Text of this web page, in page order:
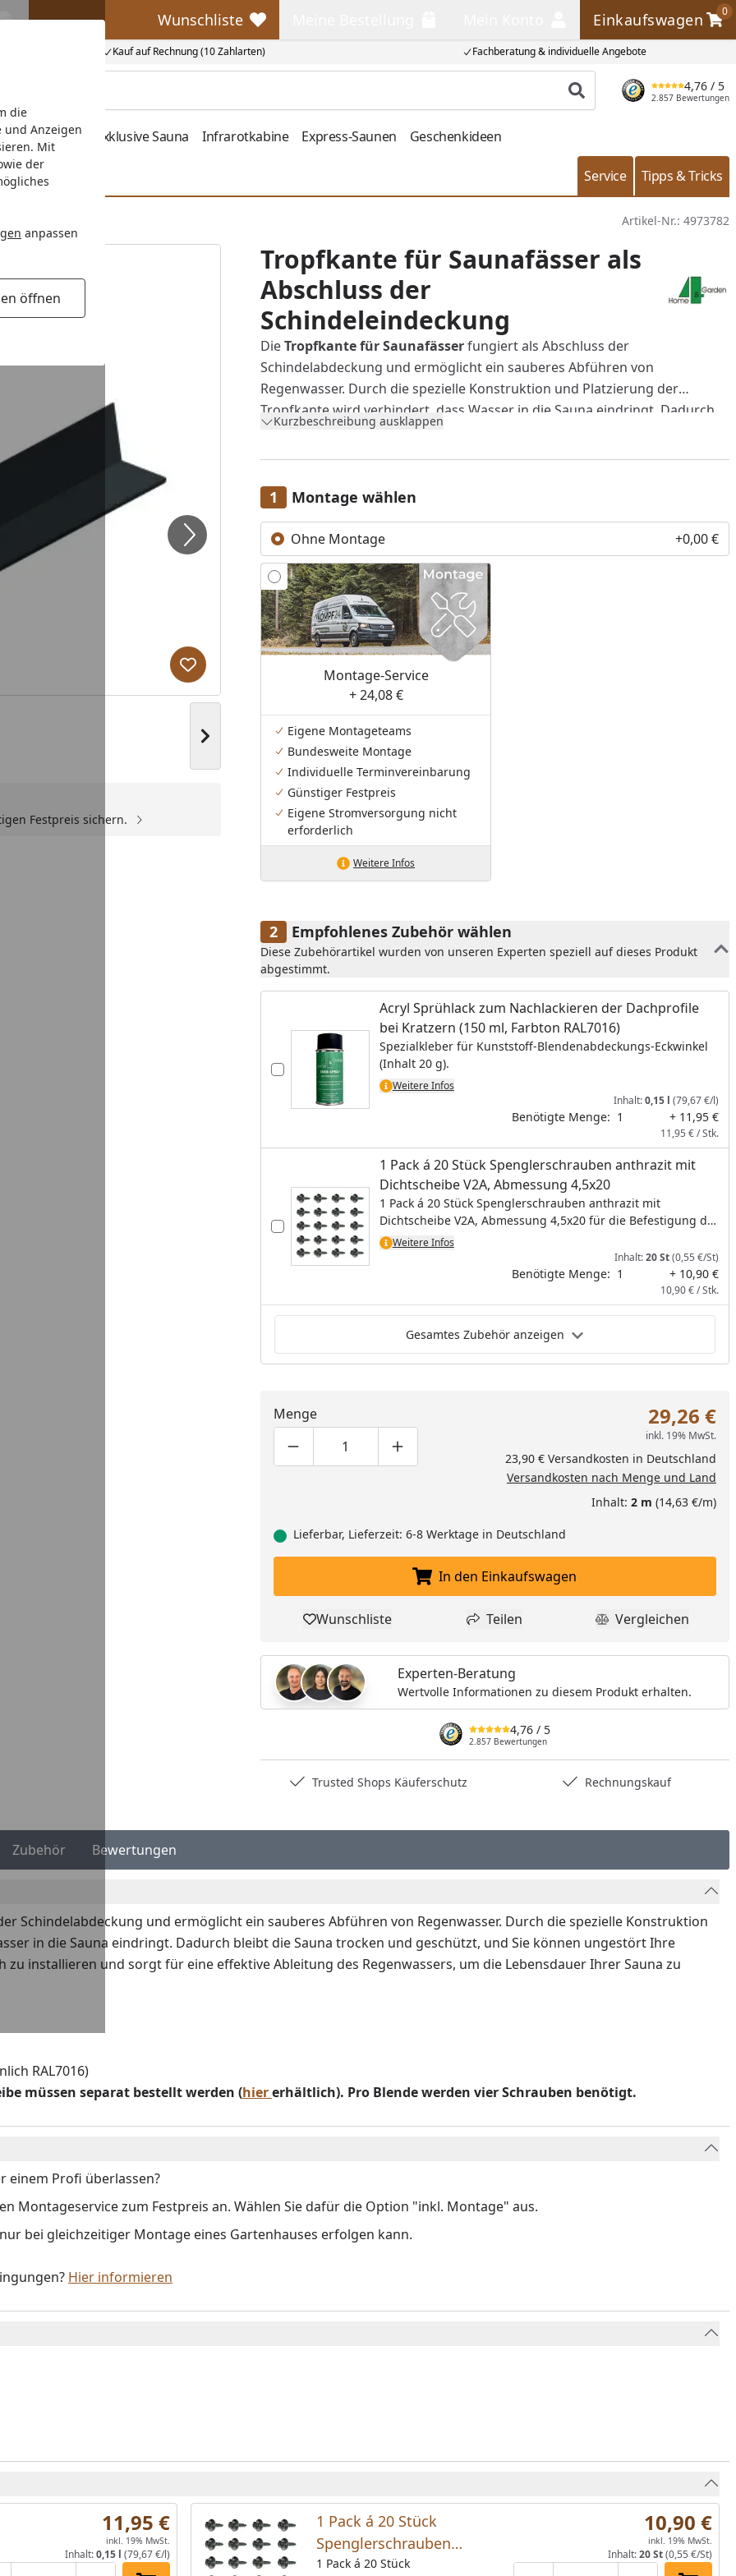
die
und Anzeigen
Mit
der
anpassen
öffnen
Kauf auf Rechnung (10 Zahlarten) Fachberatung & individuelle Angebote
Wunschliste
Wunschliste Einkaufswagen
0
Einkaufswagen
Produkt suchen
4,76 / 5
2.857 Bewertungen
Zubehör Exklusive Sauna Infrarotkabine Express-Saunen Geschenkideen
Service Tipps & Tricks
Artikel-Nr.: 4973782
Nächstes Bild anzeigen
Produkt zur Wunschliste hinzufügen
Festpreis sichern.
Tropfkante für Saunafässer als
Abschluss der
Schindeleindeckung
DieTropfkante für Saunafässerfungiert als Abschluss der
Schindelabdeckung und ermöglicht ein sauberes Abführen von
Regenwasser. Durch die spezielle Konstruktion und Platzierung der
Tropfkante wird verhindert, dass Wasser in die Sauna eindringt. Dadurch
bleibt die Sauna trocken und geschützt, und Sie können ungestört Ihre
Lebensdauer Ihrer Sauna zu verlängern.
Länge: 2 m (pro Stück)
Stärke: 0,80 mm
Ausführung: Aluminium, Anthrazit pulverbeschichtet (ähnlich RAL7016)
Lieferung ohne Schrauben.Schrauben
separat bestellt werden (
hiererhältlich)
Schrauben benötigt.
Kurzbeschreibung ausklappen
Montage wählen
Ohne Montage +0,00 €
Montage-Service
+ 24,08 €
Eigene Montageteams
Bundesweite Montage
Individuelle Terminvereinbarung
Günstiger Festpreis
Eigene Stromversorgung nicht
erforderlich
Weitere Infos
Empfohlenes Zubehör wählen
Diese Zubehörartikel wurden von unseren Experten speziell auf dieses Produkt
abgestimmt.
Acryl Sprühlack zum Nachlackieren der Dachprofile
bei Kratzern (150 ml, Farbton RAL7016)
Spezialkleber für Kunststoff-Blendenabdeckungs-Eckwinkel
(Inhalt 20 g).
Weitere Infos
Inhalt:0,15 l (79,67 €/l)
Benötigte Menge: 1 + 11,95 €
11,95 € / Stk.
1 Pack á 20 Stück Spenglerschrauben anthrazit mit
Dichtscheibe V2A, Abmessung 4,5x20
1 Pack á 20 Stück Spenglerschrauben anthrazit mit
Dichtscheibe V2A, Abmessung 4,5x20 für die Befestigung der
Alu-Blendenabdeckungen bzw. Ortgangabdeckungen. Pro
Blende werden 4 Schrauben benötigt.
Weitere Infos
Inhalt:20 St(0,55 €/St)
Benötigte Menge: 1 + 10,90 €
10,90 € / Stk.
Gesamtes Zubehör anzeigen
Menge
Produktmenge um eins verringern
Produktmenge manuell eingeben
Produktmenge um eins erhöhen
29,26 €
inkl. 19% MwSt.
23,90 € Versandkosten in Deutschland
Versandkosten nach Menge und Land
Inhalt: 2 m (14,63 €/m)
Lieferbar, Lieferzeit: 6-8 Werktage in Deutschland
In den Einkaufswagen legen
In den Einkaufswagen
Produkt zur Wunschliste hinzufügen
Wunschliste Teilen
Teilen Produkt
Vergleichen
Experten-Beratung
Wertvolle Informationen zu diesem Produkt erhalten.
4,76 / 5
2.857 Bewertungen
Trusted Shops Käuferschutz Rechnungskauf
Zubehör Bewertungen
Schindelabdeckung und ermöglicht ein sauberes Abführen von Regenwasser. Durch die spezielle Konstruktion
in die Sauna eindringt. Dadurch bleibt die Sauna trocken und geschützt, und Sie können ungestört Ihre
installieren und sorgt für eine effektive Ableitung des Regenwassers, um die Lebensdauer Ihrer Sauna zu
RAL7016)
müssen separat bestellt werden (hiererhältlich). Pro Blende werden vier Schrauben benötigt.
einem Profi überlassen?
Montageservice zum Festpreis an. Wählen Sie dafür die Option "inkl. Montage" aus.
bei gleichzeitiger Montage eines Gartenhauses erfolgen kann.
Hier informieren
11,95 €
inkl. 19% MwSt.
Inhalt:0,15 l (79,67 €/l)
1 Pack á 20 Stück
Spenglerschrauben
anthrazit mit
1 Pack á 20 Stück
10,90 €
inkl. 19% MwSt.
Inhalt:20 St(0,55 €/St)